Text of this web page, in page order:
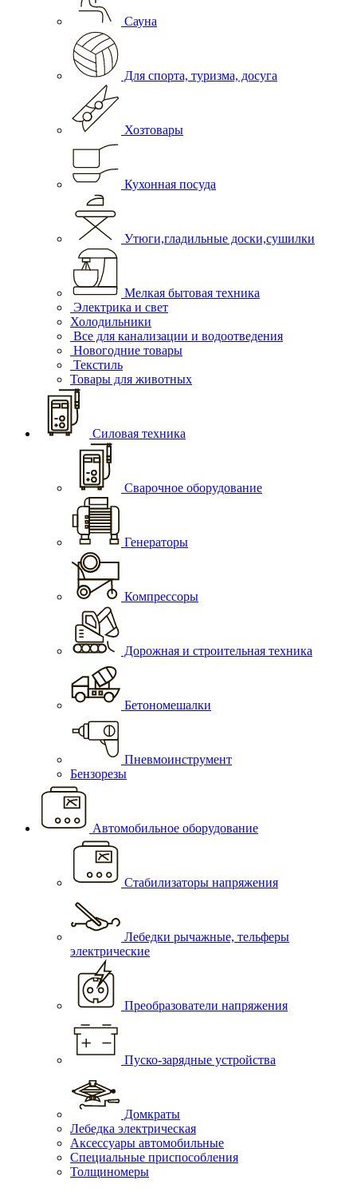
Сауна
Для спорта, туризма, досуга
Хозтовары
Кухонная посуда
Утюги,гладильные доски,сушилки
Мелкая бытовая техника
Электрика и свет
Холодильники
Все для канализации и водоотведения
Новогодние товары
Текстиль
Товары для животных
Силовая техника
Сварочное оборудование
Генераторы
Компрессоры
Дорожная и строительная техника
Бетономешалки
Пневмоинструмент
Бензорезы
Автомобильное оборудование
Стабилизаторы напряжения
Лебедки рычажные, тельферы
электрические
Преобразователи напряжения
Пуско-зарядные устройства
Домкраты
Лебедка электрическая
Аксессуары автомобильные
Специальные приспособления
Толщиномеры